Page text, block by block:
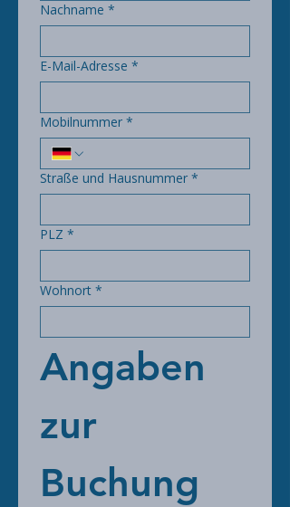
Nachname *
E-Mail-Adresse *
Mobilnummer *
Straße und Hausnummer *
PLZ *
Wohnort *
Angaben
zur
Buchung